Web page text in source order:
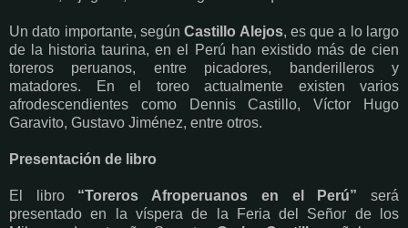
Un dato importante, segúnCastillo Alejos, es que a lo largo
de la historia taurina, en el Perú han existido más de cien
toreros peruanos, entre picadores, banderilleros y
matadores. En el toreo actualmente existen varios
afrodescendientes como Dennis Castillo, Víctor Hugo
Garavito, Gustavo Jiménez, entre otros.
Presentación de libro
El libro “Toreros Afroperuanos en el Perú” será
presentado en la víspera de la Feria del Señor de los